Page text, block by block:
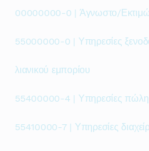
00000000-0 | Άγνωστο/
55000000-0 | Υπηρεσίες
λιανικού εμπορίου
55400000-4 | Υπηρεσίες
55410000-7 | Υπηρεσίες